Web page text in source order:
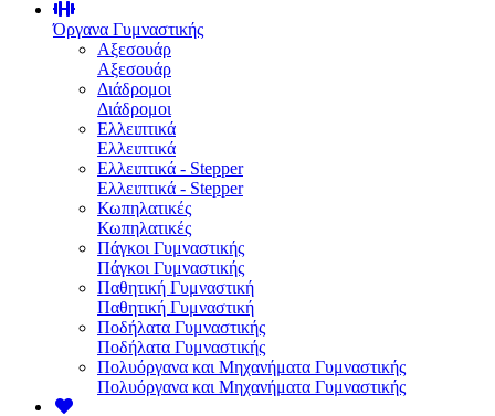
Όργανα Γυμναστικής
Αξεσουάρ
Αξεσουάρ
Διάδρομοι
Διάδρομοι
Ελλειπτικά
Ελλειπτικά
Ελλειπτικά - Stepper
Ελλειπτικά - Stepper
Κωπηλατικές
Κωπηλατικές
Πάγκοι Γυμναστικής
Πάγκοι Γυμναστικής
Παθητική Γυμναστική
Παθητική Γυμναστική
Ποδήλατα Γυμναστικής
Ποδήλατα Γυμναστικής
Πολυόργανα και Μηχανήματα Γυμναστικής
Πολυόργανα και Μηχανήματα Γυμναστικής